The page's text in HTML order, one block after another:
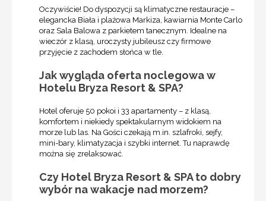
Oczywiście! Do dyspozycji są klimatyczne restauracje –
elegancka Biała i plażowa Markiza, kawiarnia Monte Carlo
oraz Sala Balowa z parkietem tanecznym. Idealne na
wieczór z klasą, uroczysty jubileusz czy firmowe
przyjęcie z zachodem słońca w tle.
Jak wygląda oferta noclegowa w
Hotelu Bryza Resort & SPA?
Hotel oferuje 50 pokoi i 33 apartamenty – z klasą,
komfortem i niekiedy spektakularnym widokiem na
morze lub las. Na Gości czekają m.in. szlafroki, sejfy,
mini-bary, klimatyzacja i szybki internet. Tu naprawdę
można się zrelaksować.
Czy Hotel Bryza Resort & SPA to dobry
wybór na wakacje nad morzem?